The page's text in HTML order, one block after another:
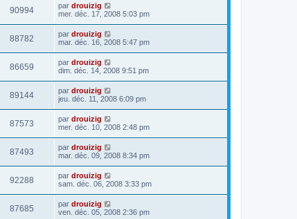
90994 par drouizig
mer. déc. 17, 2008 5:03 pm
88782 par drouizig
mar. déc. 16, 2008 5:47 pm
86659 par drouizig
dim. déc. 14, 2008 9:51 pm
89144 par drouizig
jeu. déc. 11, 2008 6:09 pm
87573 par drouizig
mer. déc. 10, 2008 2:48 pm
87493 par drouizig
mar. déc. 09, 2008 8:34 pm
92288 par drouizig
sam. déc. 06, 2008 3:33 pm
87685 par drouizig
ven. déc. 05, 2008 2:36 pm